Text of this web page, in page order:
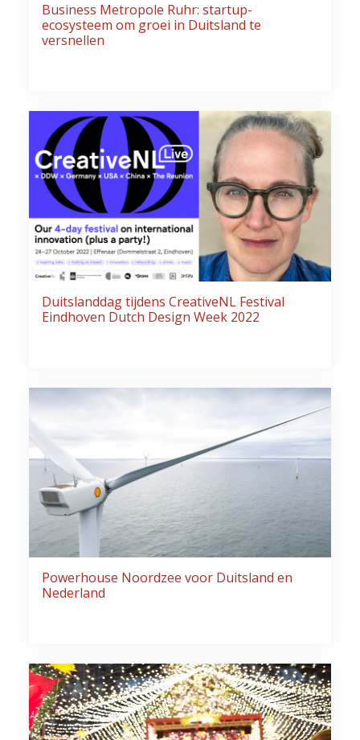
Business Metropole Ruhr: startup-
ecosysteem om groei in Duitsland te
versnellen
Duitslanddag tijdens CreativeNL Festival
Eindhoven Dutch Design Week 2022
Powerhouse Noordzee voor Duitsland en
Nederland